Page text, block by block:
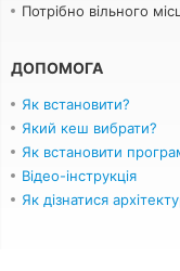
Потрібно вільного
ДОПОМОГА
Як встановити?
Який кеш вибрати?
Як встановити
Відео-інструкція
Як дізнатися